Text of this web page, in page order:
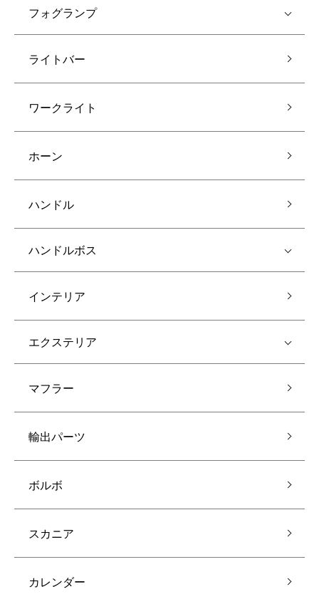
フォグランプ
ライトバー
ワークライト
ホーン
ハンドル
ハンドルボス
インテリア
エクステリア
マフラー
輸出パーツ
ボルボ
スカニア
カレンダー